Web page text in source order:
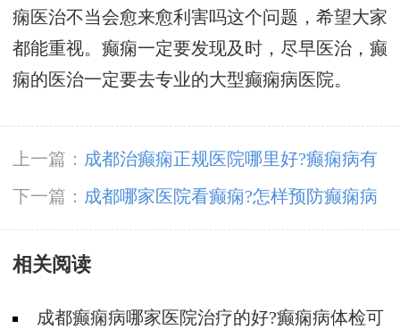
痫医治不当会愈来愈利害吗这个问题，希望大家
都能重视。癫痫一定要发现及时，尽早医治，癫
痫的医治一定要去专业的大型癫痫病医院。
上一篇： ​成都治癫痫正规医院哪里好?癫痫病有
什么推断依据?
下一篇： 成都哪家医院看癫痫?怎样预防癫痫病
的发生?
相关阅读
成都癫痫病哪家医院治疗的好?癫痫病体检可